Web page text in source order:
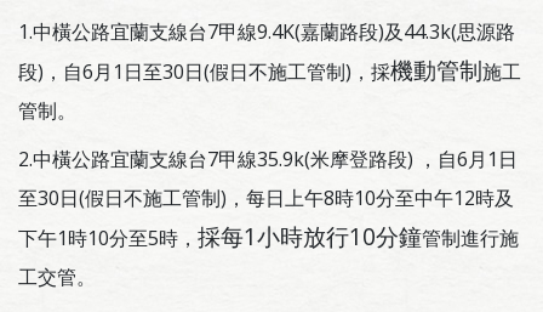
1.中橫公路宜蘭支線台7甲線9.4K(嘉蘭路段)及44.3k(思源路
段)，自6月1日至30日(假日不施工管制)，採機動管制施工
管制。
2.中橫公路宜蘭支線台7甲線35.9k(米摩登路段) ，自6月1日
至30日(假日不施工管制)，每日上午8時10分至中午12時及
下午1時10分至5時， 採每1小時放行10分鐘管制進行施
工交管。